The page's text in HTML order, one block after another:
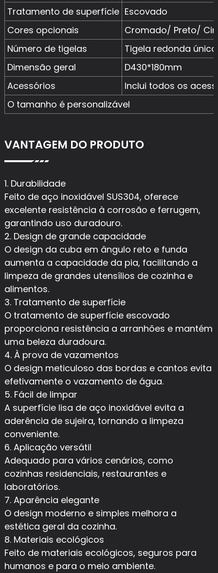
Tratamento de superfície Escovado
Cores opcionais
Cromado/ Preto/
Número de tigelas
Tigela redonda única
Dimensão geral
D430*180mm
Acessórios
Inclui todos os
O tamanho é personalizável
VANTAGEM DO PRODUTO
1. Durabilidade
Feito de aço inoxidável SUS304, oferece
excelente resistência à corrosão e ferrugem,
garantindo uso duradouro.
2. Design de grande capacidade
O design da cuba em ângulo reto e funda
aumenta a capacidade da pia, facilitando a
limpeza de grandes utensílios de cozinha e
alimentos.
3. Tratamento de superfície
O tratamento de superfície escovado
proporciona resistência a arranhões e mantém
uma beleza duradoura.
4. À prova de vazamentos
O design meticuloso das bordas e cantos evita
efetivamente o vazamento de água.
5. Fácil de limpar
A superfície lisa de aço inoxidável evita a
aderência de sujeira, tornando a limpeza
conveniente.
6. Aplicação versátil
Adequado para vários cenários, como
cozinhas residenciais, restaurantes e
laboratórios.
7. Aparência elegante
O design moderno e simples melhora a
estética geral da cozinha.
8. Materiais ecológicos
Feito de materiais ecológicos, seguros para
humanos e para o meio ambiente.